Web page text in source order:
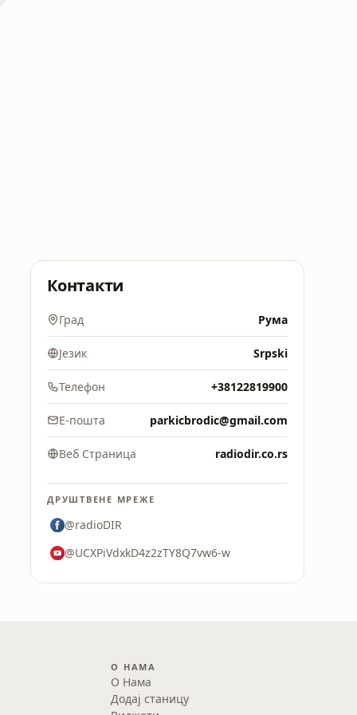
Контакти
Град Рума
Језик Srpski
Телефон +38122819900
Е-пошта parkicbrodic@gmail.com
Веб Страница radiodir.co.rs
ДРУШТВЕНЕ МРЕЖЕ
@radioDIR
@UCXPiVdxkD4z2zTY8Q7vw6-w
О НАМА
О Нама
Додај станицу